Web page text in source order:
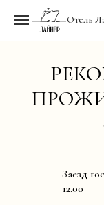
Отель
Заезд
12.00